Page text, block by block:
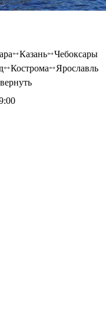
Казань
Чебоксары
Кострома
Ярославль